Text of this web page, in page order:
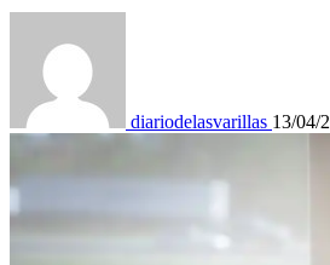
diariodelasvarillas 13/04/